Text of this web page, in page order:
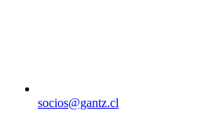
socios@gantz.cl